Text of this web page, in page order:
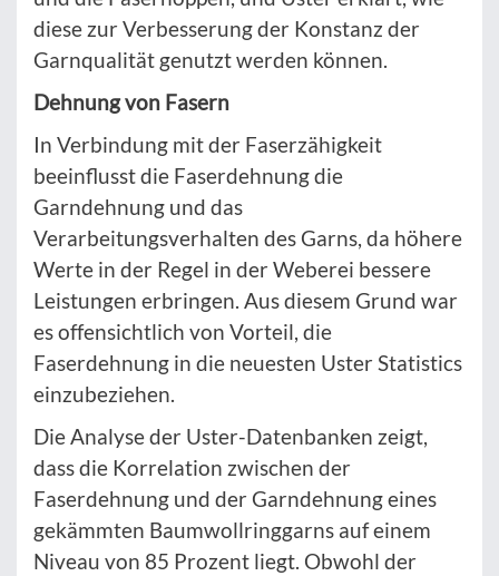
diese zur Verbesserung der Konstanz der
Garnqualität genutzt werden können.
Dehnung von Fasern
In Verbindung mit der Faserzähigkeit
beeinflusst die Faserdehnung die
Garndehnung und das
Verarbeitungsverhalten des Garns, da höhere
Werte in der Regel in der Weberei bessere
Leistungen erbringen. Aus diesem Grund war
es offensichtlich von Vorteil, die
Faserdehnung in die neuesten Uster Statistics
einzubeziehen.
Die Analyse der Uster-Datenbanken zeigt,
dass die Korrelation zwischen der
Faserdehnung und der Garndehnung eines
gekämmten Baumwollringgarns auf einem
Niveau von 85 Prozent liegt. Obwohl der